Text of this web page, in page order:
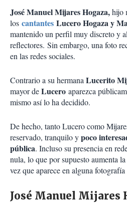
José Manuel Mijares Hogaza,hijo
los cantantes Lucero Hogaza y
mantenido un perfil muy discreto y
reflectores. Sin embargo, una foto
en las redes sociales.
Contrario a su hermanaLucerito
mayor deLucero aparezca
mismo así lo ha decidido.
De hecho, tanto Lucero como
reservado, tranquilo ypoco
pública. Incluso su presencia en
nula, lo que por supuesto aumenta
vez que aparece en alguna
José Manuel Mijares